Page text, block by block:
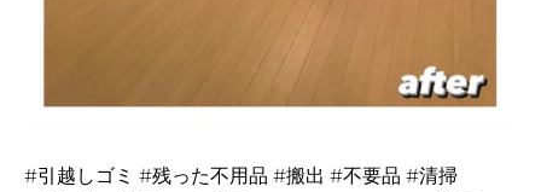
#引越しゴミ #残った不用品 #搬出 #不要品 #清掃